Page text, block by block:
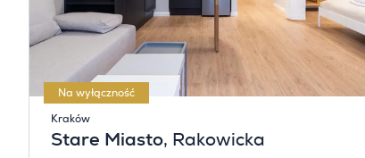
Na wyłączność
Kraków
Stare Miasto, Rakowicka